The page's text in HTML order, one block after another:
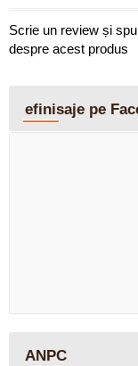
Scrie un review și
despre acest produs
efinisaje pe
ANPC